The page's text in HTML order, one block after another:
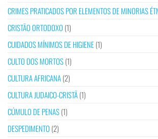
CRIMES PRATICADOS POR ELEMENTOS DE MINORIAS
CRISTÃO ORTODOXO (1)
CUIDADOS MÍNIMOS DE HIGIENE(1)
CULTO DOS MORTOS(1)
CULTURA AFRICANA(2)
CULTURA JUDAICO-CRISTÃ(1)
CÚMULO DE PENAS(1)
DESPEDIMENTO (2)